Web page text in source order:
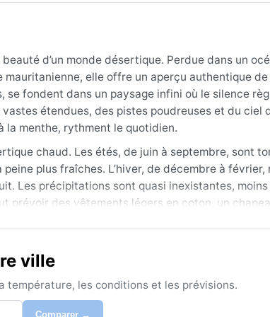
d’un monde désertique. Perdue dans un
elle offre un aperçu authentique
fondent dans un paysage infini où le silence
étendues, des pistes poudreuses et du ciel
la menthe, rythment le quotidien.
chaud. Les étés, de juin à septembre, sont
plus fraîches. L’hiver, de décembre à février,
Les précipitations sont quasi inexistantes,
prévoir des vêtements légers en coton, un
rend toute activité extérieure dangereuse.
au printemps et en automne, réduisant la visibilité
permanent, offrant des nuits étoilées d’une clarté
ville
température, les conditions et les prévisions.
Comparer →